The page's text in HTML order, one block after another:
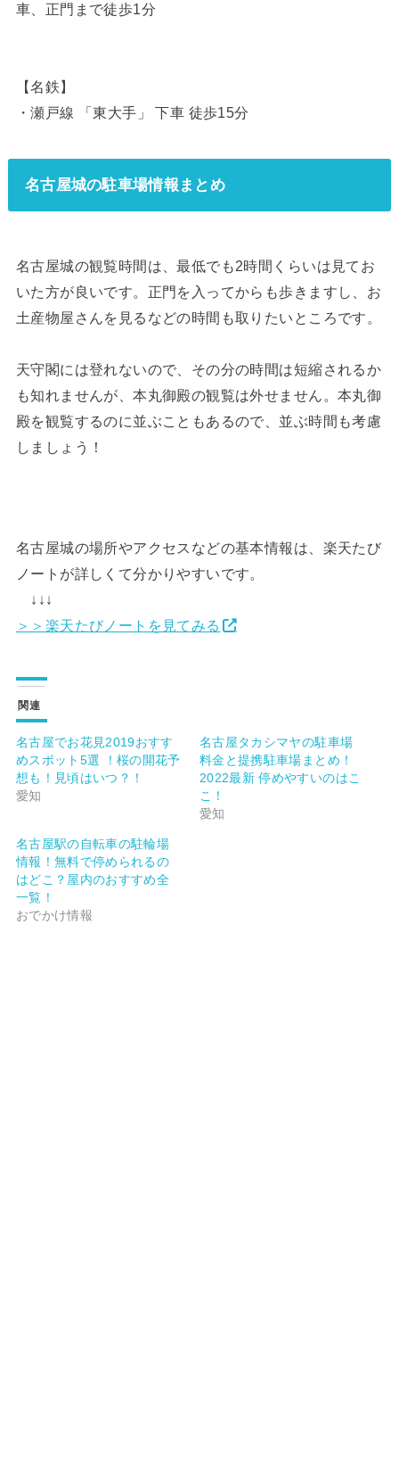
車、正門まで徒歩1分
【名鉄】
・瀬戸線 「東大手」 下車 徒歩15分
名古屋城の駐車場情報まとめ
名古屋城の観覧時間は、最低でも2時間くらいは見てお
いた方が良いです。正門を入ってからも歩きますし、お
土産物屋さんを見るなどの時間も取りたいところです。
天守閣には登れないので、その分の時間は短縮されるか
も知れませんが、本丸御殿の観覧は外せません。本丸御
殿を観覧するのに並ぶこともあるので、並ぶ時間も考慮
しましょう！
名古屋城の場所やアクセスなどの基本情報は、楽天たび
ノートが詳しくて分かりやすいです。
↓↓↓
＞＞楽天たびノートを見てみる
関連
名古屋でお花見2019おすす
めスポット5選 ！桜の開花予
想も！見頃はいつ？！
愛知
名古屋タカシマヤの駐車場
料金と提携駐車場まとめ！
2022最新 停めやすいのはこ
こ！
愛知
名古屋駅の自転車の駐輪場
情報！無料で停められるの
はどこ？屋内のおすすめ全
一覧！
おでかけ情報